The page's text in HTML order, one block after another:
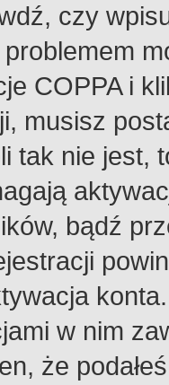
czy
COPPA i
musisz
tak nie jest,
bądź
w nim
że